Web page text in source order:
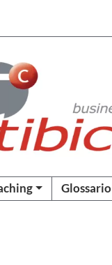
Glossario